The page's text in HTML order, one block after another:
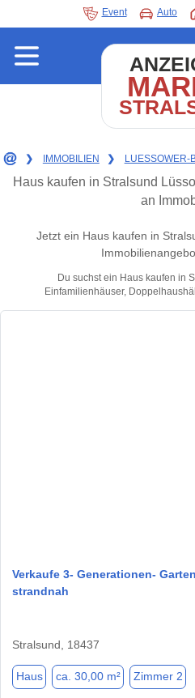
Event Auto
❯ IMMOBILIEN ❯ LUESSOWER-
Haus kaufen in Stralsund
an
Jetzt ein Haus kaufen in
Du suchst ein Haus kaufen in
Einfamilienhäuser,
Verkaufe 3- Generationen-
strandnah
Stralsund, 18437
Haus ca. 30,00 m² Zimmer 2